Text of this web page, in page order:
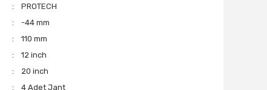
PROTECH
-44 mm
110 mm
12 inch
20 inch
4 Adet Jant